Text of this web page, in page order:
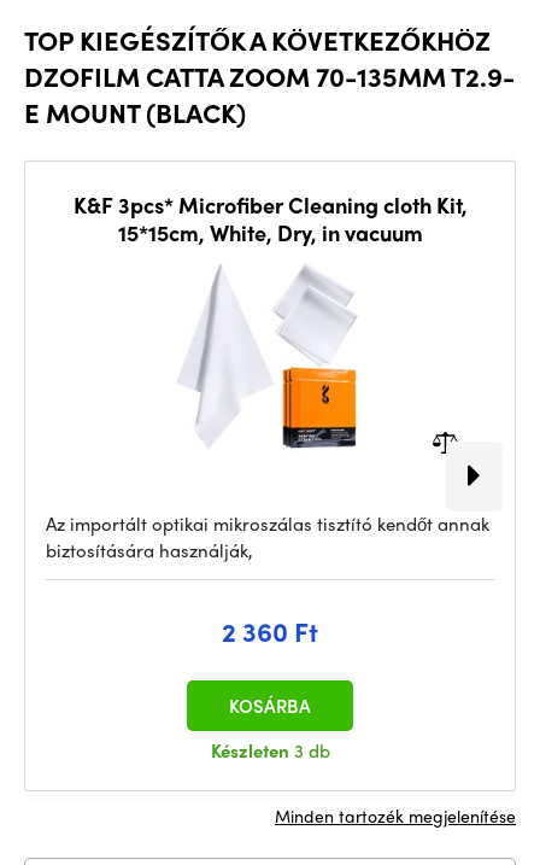
TOP KIEGÉSZÍTŐK A KÖVETKEZŐKHÖZ
DZOFILM CATTA ZOOM 70-135MM T2.9-
E MOUNT (BLACK)
K&F 3pcs* Microfiber Cleaning cloth Kit,
15*15cm, White, Dry, in vacuum
Az importált optikai mikroszálas tisztító kendőt annak
biztosítására használják,
2 360 Ft
Készleten 3 db
KOSÁRBA
Minden tartozék megjelenítése